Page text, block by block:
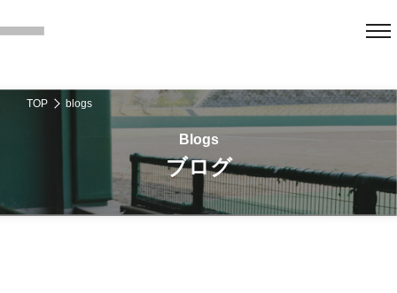
TOP blogs
ブログ